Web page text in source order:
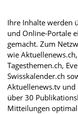
Ihre Inhalte werden
und Online-Portale
gemacht. Zum
wie
Tagesthemen.ch,
Swisskalender.ch
Aktuellenews.tv und
über 30
Mitteilungen